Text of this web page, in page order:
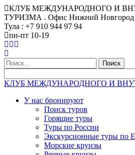
КЛУБ МЕЖДУНАРОДНОГО И
ТУРИЗМА . Офис Нижний Новгород :
Тула : +7 910 944 97 94
пн-пт 10-19
Найти:
КЛУБ МЕЖДУНАРОДНОГО И
У нас бронируют
Поиск туров
Горящие туры
Туры по России
Экскурсионные туры по
Морские круизы